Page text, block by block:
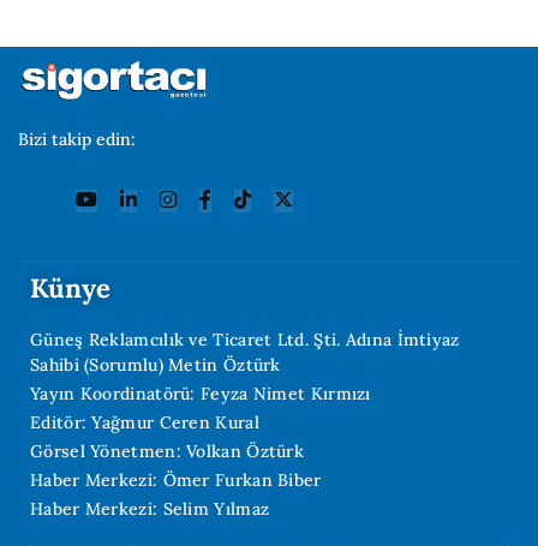
Bizi takip edin:
Künye
Güneş Reklamcılık ve Ticaret Ltd. Şti. Adına İmtiyaz
Sahibi (Sorumlu) Metin Öztürk
Yayın Koordinatörü: Feyza Nimet Kırmızı
Editör: Yağmur Ceren Kural
Görsel Yönetmen: Volkan Öztürk
Haber Merkezi: Ömer Furkan Biber
Haber Merkezi: Selim Yılmaz